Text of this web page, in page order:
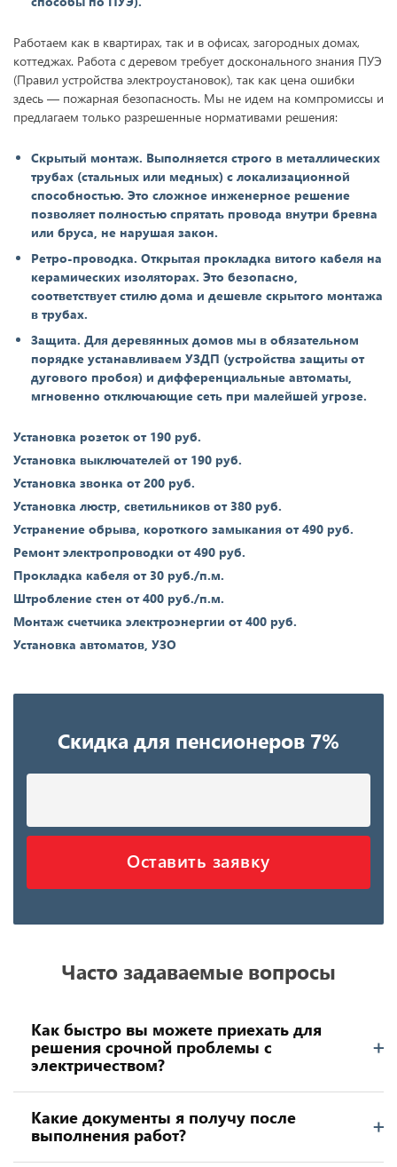
Работаем как в квартирах, так и в офисах, загородных домах,
коттеджах. Работа с деревом требует досконального знания ПУЭ
(Правил устройства электроустановок), так как цена ошибки
здесь — пожарная безопасность. Мы не идем на компромиссы и
предлагаем только разрешенные нормативами решения:
Скрытый монтаж. Выполняется строго в металлических
трубах (стальных или медных) с локализационной
способностью. Это сложное инженерное решение
позволяет полностью спрятать провода внутри бревна
или бруса, не нарушая закон.
Ретро-проводка. Открытая прокладка витого кабеля на
керамических изоляторах. Это безопасно,
соответствует стилю дома и дешевле скрытого монтажа
в трубах.
Защита. Для деревянных домов мы в обязательном
порядке устанавливаем УЗДП (устройства защиты от
дугового пробоя) и дифференциальные автоматы,
мгновенно отключающие сеть при малейшей угрозе.
Установка розеток от 190 руб.
Установка выключателей от 190 руб.
Установка звонка от 200 руб.
Установка люстр, светильников от 380 руб.
Устранение обрыва, короткого замыкания от 490 руб.
Ремонт электропроводки от 490 руб.
Прокладка кабеля от 30 руб./п.м.
Штробление стен от 400 руб./п.м.
Монтаж счетчика электроэнергии от 400 руб.
Установка автоматов, УЗО
Скидка для пенсионеров 7%
Оставить заявку
Часто задаваемые вопросы
Как быстро вы можете приехать для
решения срочной проблемы с
электричеством?
Какие документы я получу после
выполнения работ?